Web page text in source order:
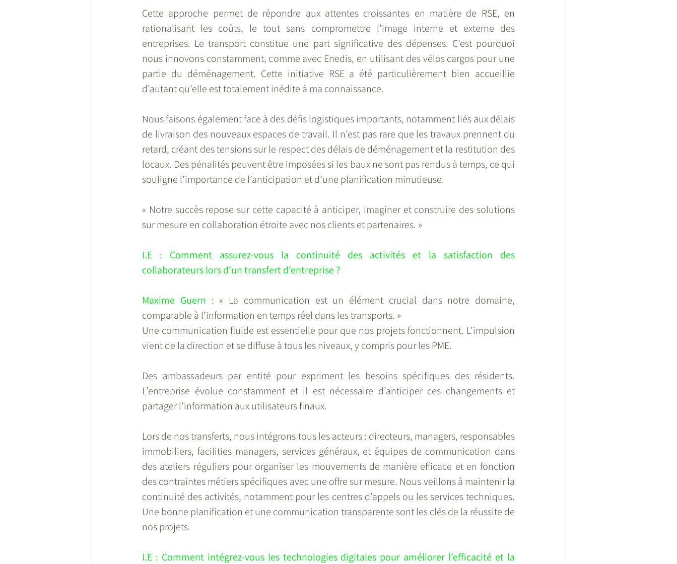
Cette approche permet de répondre aux attentes croissantes en matière de RSE, en
rationalisant les coûts, le tout sans compromettre l’image interne et externe des
entreprises. Le transport constitue une part significative des dépenses. C’est pourquoi
nous innovons constamment, comme avec Enedis, en utilisant des vélos cargos pour une
partie du déménagement. Cette initiative RSE a été particulièrement bien accueillie
d’autant qu’elle est totalement inédite à ma connaissance.
Nous faisons également face à des défis logistiques importants, notamment liés aux délais
de livraison des nouveaux espaces de travail. Il n’est pas rare que les travaux prennent du
retard, créant des tensions sur le respect des délais de déménagement et la restitution des
locaux. Des pénalités peuvent être imposées si les baux ne sont pas rendus à temps, ce qui
souligne l’importance de l’anticipation et d’une planification minutieuse.
« Notre succès repose sur cette capacité à anticiper, imaginer et construire des solutions
sur mesure en collaboration étroite avec nos clients et partenaires. »
I.E : Comment assurez-vous la continuité des activités et la satisfaction des
collaborateurs lors d’un transfert d’entreprise ?
Maxime Guern : « La communication est un élément crucial dans notre domaine,
comparable à l’information en temps réel dans les transports. »
Une communication fluide est essentielle pour que nos projets fonctionnent. L’impulsion
vient de la direction et se diffuse à tous les niveaux, y compris pour les PME.
Des ambassadeurs par entité pour expriment les besoins spécifiques des résidents.
L’entreprise évolue constamment et il est nécessaire d’anticiper ces changements et
partager l’information aux utilisateurs finaux.
Lors de nos transferts, nous intégrons tous les acteurs : directeurs, managers, responsables
immobiliers, facilities managers, services généraux, et équipes de communication dans
des ateliers réguliers pour organiser les mouvements de manière efficace et en fonction
des contraintes métiers spécifiques avec une offre sur mesure. Nous veillons à maintenir la
continuité des activités, notamment pour les centres d’appels ou les services techniques.
Une bonne planification et une communication transparente sont les clés de la réussite de
nos projets.
I.E : Comment intégrez-vous les technologies digitales pour améliorer l’efficacité et la